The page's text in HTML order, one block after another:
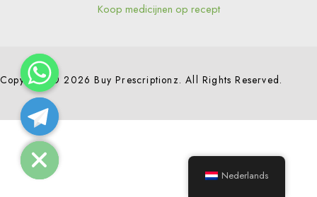
Koop medicijnen op recept
Copyright © 2026 Buy Prescriptionz. All Rights Reserved.
Nederlands
chaty